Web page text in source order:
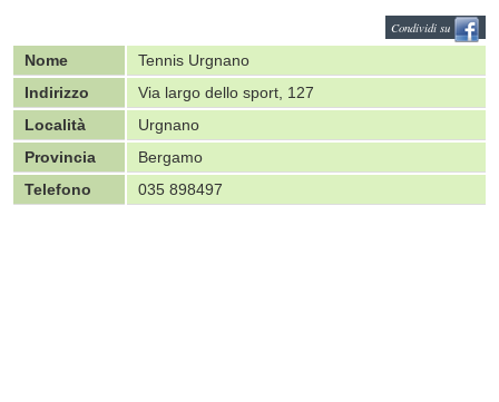
Condividi su
Nome
Tennis Urgnano
Indirizzo
Via largo dello sport, 127
Località
Urgnano
Provincia
Bergamo
Telefono
035 898497